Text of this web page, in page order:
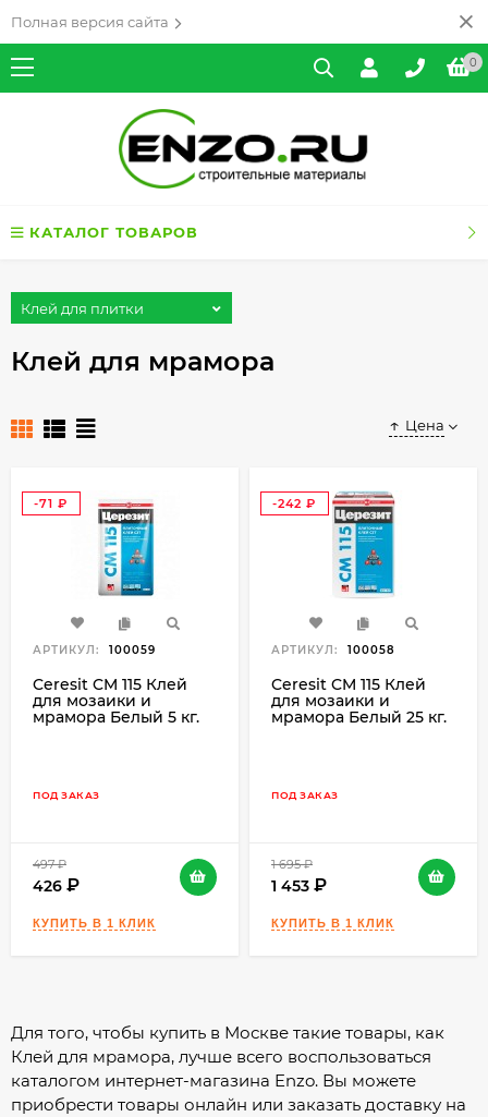
Полная версия сайта
0
КАТАЛОГ ТОВАРОВ
Клей для плитки
Клей для мрамора
Цена
-71
АРТИКУЛ: 100059
Ceresit CM 115 Клей
для мозаики и
мрамора Белый 5 кг.
ПОД ЗАКАЗ
497
426
-242
АРТИКУЛ: 100058
Ceresit CM 115 Клей
для мозаики и
мрамора Белый 25 кг.
ПОД ЗАКАЗ
1 695
1 453
Для того, чтобы купить в Москве такие товары, как
Клей для мрамора, лучше всего воспользоваться
каталогом интернет-магазина Enzo. Вы можете
приобрести товары онлайн или заказать доставку на